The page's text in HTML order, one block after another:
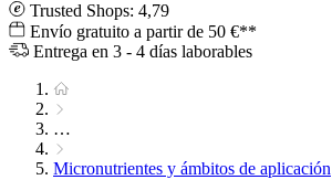
Trusted Shops: 4,79
Envío gratuito a partir de 50 €**
Entrega en 3 - 4 días laborables
…
Micronutrientes y ámbitos de aplicación